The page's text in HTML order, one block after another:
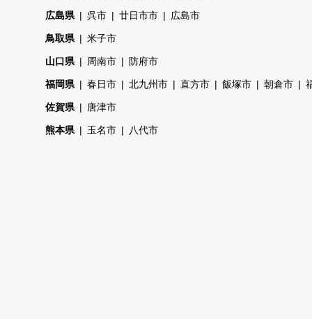
広島県 呉市 廿日市市 広島市
鳥取県 米子市
山口県 周南市 防府市
福岡県 春日市 北九州市 直方市 飯塚市 朝倉市
佐賀県 唐津市
熊本県 玉名市 八代市